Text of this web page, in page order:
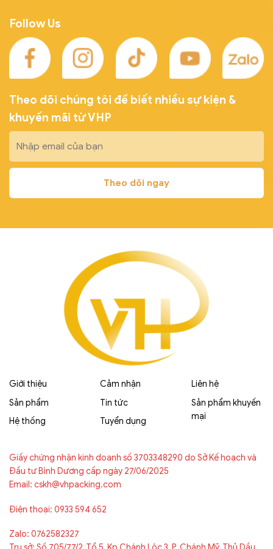
Follow Us
Theo dõi chúng tôi để biết nhiều sự kiện &
khuyến mãi từ VHP
Giới thiệu
Sản phẩm
Hệ thống
Cảm nhận
Tin tức
Tuyển dụng
Liên hệ
Sản phẩm khuyến
mại
Giấy chứng nhận kinh doanh số 3703348290 do Sở Kế hoạch và
Đầu tư Bình Dương cấp ngày 27/06/2025
Email: cskh@vhpacking.com
Điện thoại: 0933 594 652
Zalo: 0762582327